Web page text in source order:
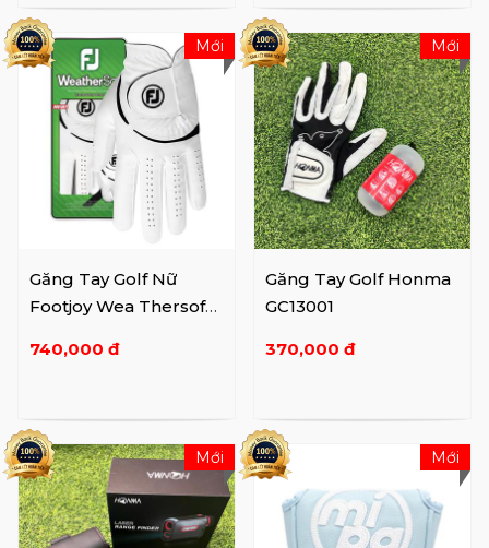
Găng Tay Golf Nữ
Footjoy Wea Thersof
740,000 đ
Mới
Găng Tay Golf Honma
GC13001
370,000 đ
Mới
Mới Mới